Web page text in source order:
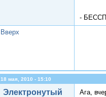
-
Вверх
18 мая, 2010 - 15:10
Электронутый
Ага,